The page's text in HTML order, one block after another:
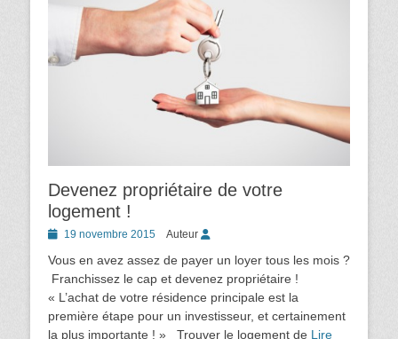
Devenez propriétaire de votre
logement !
Posted19 novembre 2015 Auteur
Vous en avez assez de payer un loyer tous les mois ?
Franchissez le cap et devenez propriétaire !
« L’achat de votre résidence principale est la
première étape pour un investisseur, et certainement
la plus importante ! » Trouver le logement de Lire